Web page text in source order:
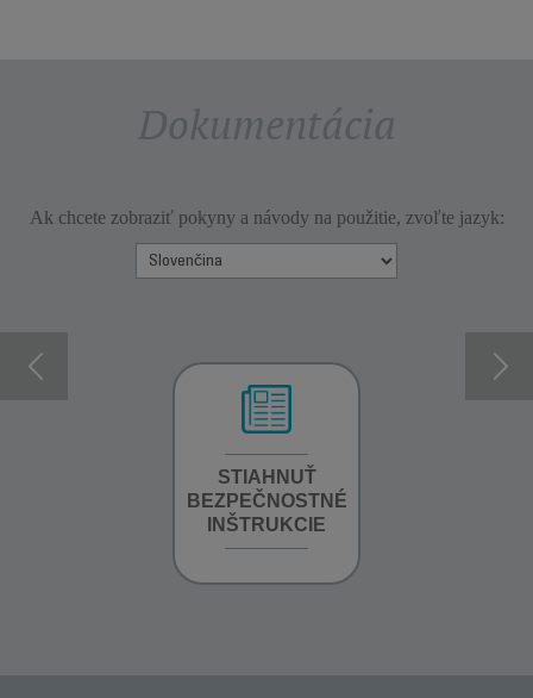
Dokumentácia
Ak chcete zobraziť pokyny a návody na použitie, zvoľte jazyk:
STIAHNUŤ
BEZPEČNOSTNÉ
INŠTRUKCIE